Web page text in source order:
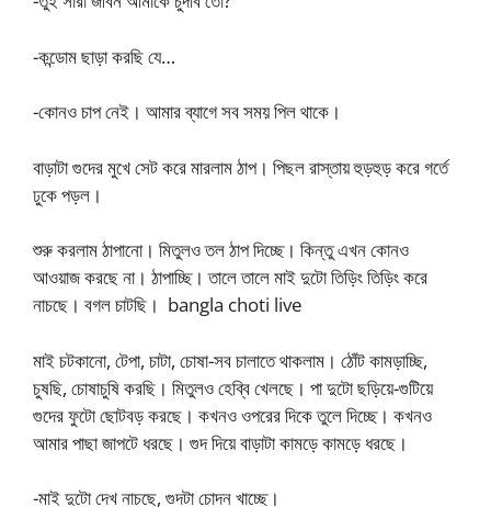
-কন্ডোম ছাড়া করছি যে…
-কোনও চাপ নেই। আমার ব্যাগে সব সময় পিল থাকে।
বাড়াটা গুদের মুখে সেট করে মারলাম ঠাপ। পিছল রাস্তায় হুড়হুড় করে গর্তে
ঢুকে পড়ল।
শুরু করলাম ঠাপানো। মিতুলও তল ঠাপ দিচ্ছে। কিন্তু এখন কোনও
আওয়াজ করছে না। ঠাপাচ্ছি। তালে তালে মাই দুটো তিড়িং তিড়িং করে
নাচছে। বগল চাটছি। bangla choti live
মাই চটকানো, টেপা, চাটা, চোষা-সব চালাতে থাকলাম। ঠোঁট কামড়াচ্ছি,
চুষছি, চোষাচুষি করছি। মিতুলও হেব্বি খেলছে। পা দুটো ছড়িয়ে-গুটিয়ে
গুদের ফুটো ছোটবড় করছে। কখনও ওপরের দিকে তুলে দিচ্ছে। কখনও
আমার পাছা জাপটে ধরছে। গুদ দিয়ে বাড়াটা কামড়ে কামড়ে ধরছে।
-মাই দুটো দেখ নাচছে, গুদটা চোদন খাচ্ছে।